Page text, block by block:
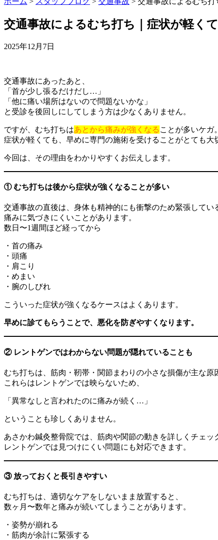
交通事故によるむち打ち｜症状が軽く
2025年12月7日
交通事故にあったあと、
「首が少し張るだけだし…」
「他に痛い場所はないので問題ないかな」
と受診を後回しにしてしまう方は少なくありません。
ですが、むち打ちはあとから痛みが強くなる ことが多いケガ
症状が軽くても、早めに専門の施術を受けることがとても大
今回は、その理由をわかりやすくお伝えします。
① むち打ちは後から症状が強くなることが多い
交通事故の直後は、身体も精神的にも衝撃のため緊張してい
痛みに気づきにくいことがあります。
数日〜1週間ほど経ってから
・首の痛み
・頭痛
・肩こり
・めまい
・腕のしびれ
こういった症状が強くなるケースはよくあります。
早めに診てもらうことで、悪化を防ぎやすくなります。
② レントゲンではわからない問題が隠れていることも
むち打ちは、筋肉・靭帯・関節まわりの小さな損傷が主な原
これらはレントゲンでは映らないため、
「異常なしと言われたのに痛みが続く…」
ということも珍しくありません。
あさかわ鍼灸整骨院では、筋肉や関節の動きを詳しくチェッ
レントゲンでは見つけにくい問題にも対応できます。
③ 放っておくと長引きやすい
むち打ちは、適切なケアをしないまま放置すると、
数ヶ月〜数年と痛みが続いてしまうことがあります。
・姿勢が崩れる
・筋肉が余計に緊張する